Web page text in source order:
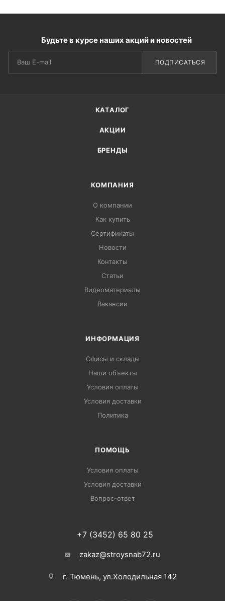
Будьте в курсе наших акций и новостей
ПОДПИСАТЬСЯ
КАТАЛОГ
АКЦИИ
БРЕНДЫ
КОМПАНИЯ
О компании
Как купить
Сертификаты
Новости
Контакты
Статьи
Видеоматериалы
Вакансии
ИНФОРМАЦИЯ
Офисы и склады
Наши объекты
Условия оплаты
Условия доставки
Политика
ПОМОЩЬ
Условия оплаты
Условия доставки
Вопрос-ответ
+7 (3452) 65 80 25
zakaz@stroysnab72.ru
г. Тюмень, ул.Холодильная 142